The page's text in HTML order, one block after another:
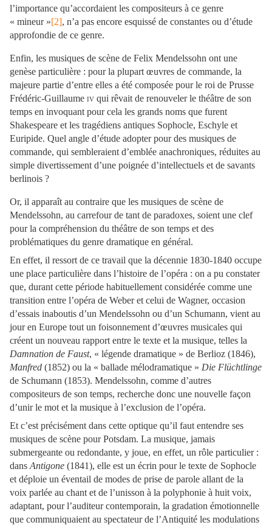
l’importance qu’accordaient les compositeurs à ce genre
« mineur »[2], n’a pas encore esquissé de constantes ou d’étude
approfondie de ce genre.
Enfin, les musiques de scène de Felix Mendelssohn ont une
genèse particulière : pour la plupart œuvres de commande, la
majeure partie d’entre elles a été composée pour le roi de Prusse
Frédéric-Guillaume iv qui rêvait de renouveler le théâtre de son
temps en invoquant pour cela les grands noms que furent
Shakespeare et les tragédiens antiques Sophocle, Eschyle et
Euripide. Quel angle d’étude adopter pour des musiques de
commande, qui sembleraient d’emblée anachroniques, réduites au
simple divertissement d’une poignée d’intellectuels et de savants
berlinois ?
Or, il apparaît au contraire que les musiques de scène de
Mendelssohn, au carrefour de tant de paradoxes, soient une clef
pour la compréhension du théâtre de son temps et des
problématiques du genre dramatique en général.
En effet, il ressort de ce travail que la décennie 1830-1840 occupe
une place particulière dans l’histoire de l’opéra : on a pu constater
que, durant cette période habituellement considérée comme une
transition entre l’opéra de Weber et celui de Wagner, occasion
d’essais inaboutis d’un Mendelssohn ou d’un Schumann, vient au
jour en Europe tout un foisonnement d’œuvres musicales qui
créent un nouveau rapport entre le texte et la musique, telles la
Damnation de Faust, « légende dramatique » de Berlioz (1846),
Manfred (1852) ou la « ballade mélodramatique » Die Flüchtlinge
de Schumann (1853). Mendelssohn, comme d’autres
compositeurs de son temps, recherche donc une nouvelle façon
d’unir le mot et la musique à l’exclusion de l’opéra.
Et c’est précisément dans cette optique qu’il faut entendre ses
musiques de scène pour Potsdam. La musique, jamais
submergeante ou redondante, y joue, en effet, un rôle particulier :
dans Antigone (1841), elle est un écrin pour le texte de Sophocle
et déploie un éventail de modes de prise de parole allant de la
voix parlée au chant et de l’unisson à la polyphonie à huit voix,
adaptant, pour l’auditeur contemporain, la gradation émotionnelle
que communiquaient au spectateur de l’Antiquité les modulations